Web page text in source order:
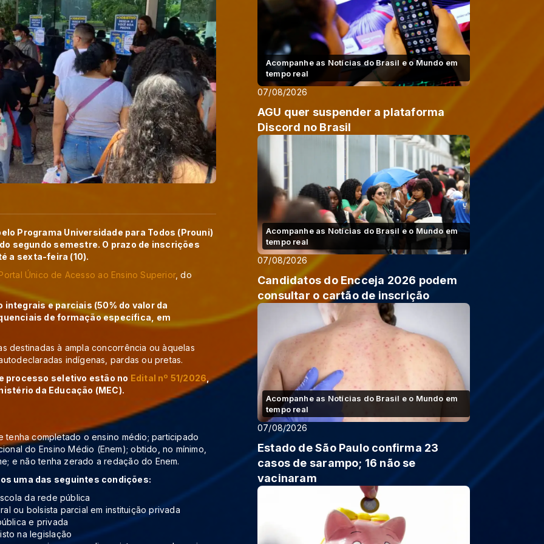
Programa Universidade para Todos (Prouni)
segundo semestre. O prazo de inscrições
a sexta-feira (10).
Único de Acesso ao Ensino Superior, do
e parciais (50% do valor da
de formação específica, em
destinadas à ampla concorrência ou àquelas
indígenas, pardas ou pretas.
processo seletivo estão no Edital nº 51/2026 ,
da Educação (MEC).
completado o ensino médio; participado
do Ensino Médio (Enem); obtido, no mínimo,
e não tenha zerado a redação do Enem.
uma das seguintes condições:
da rede pública
ou bolsista parcial em instituição privada
e privada
na legislação
Acompanhe as Notícias do Brasil e o Mundo em
tempo real
07/08/2026
AGU quer suspender a plataforma
Discord no Brasil
Acompanhe as Notícias do Brasil e o Mundo em
tempo real
07/08/2026
Candidatos do Encceja 2026 podem
consultar o cartão de inscrição
Acompanhe as Notícias do Brasil e o Mundo em
tempo real
07/08/2026
Estado de São Paulo confirma 23
casos de sarampo; 16 não se
vacinaram